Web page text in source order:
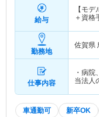
給与
【モデ
＋資格
勤務地
佐賀県
仕事内容
・病
当法人
車通勤可 新卒OK